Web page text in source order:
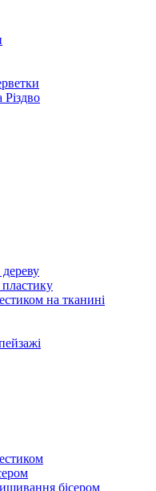
Різдво
на тканині
бісером